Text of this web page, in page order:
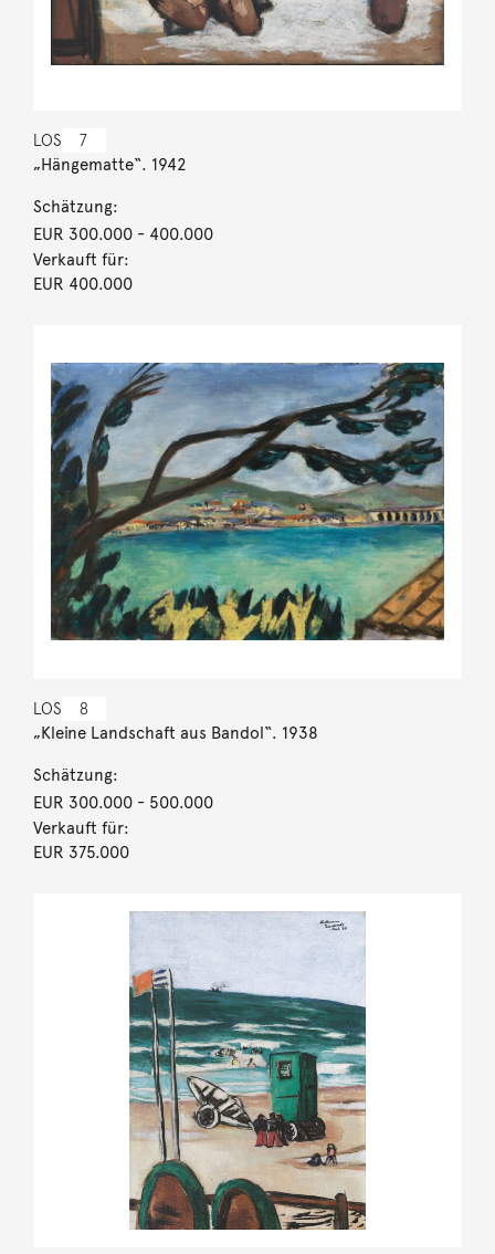
LOS 7
„Hängematte“. 1942
Schätzung:
EUR 300.000- 400.000
Verkauft für:
EUR 400.000
LOS 8
„Kleine Landschaft aus Bandol“. 1938
Schätzung:
EUR 300.000- 500.000
Verkauft für:
EUR 375.000